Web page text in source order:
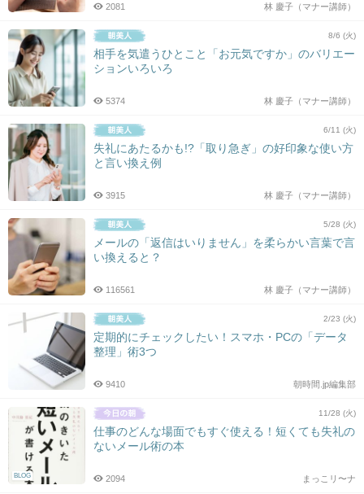
林 慶子（マナー講師）
2081
8/6 (火)
相手を気遣うひとこと「お元気ですか」のバリエー
ションいろいろ
林 慶子（マナー講師）
5374
6/11 (火)
失礼にあたるかも!?「取り急ぎ」の好印象な使い方
と言い換え例
林 慶子（マナー講師）
3915
5/28 (火)
メールの「返信はいりません」を柔らかい言葉で言
い換えると？
林 慶子（マナー講師）
116561
2/23 (火)
定期的にチェックしたい！スマホ・PCの「データ
整理」術3つ
朝時間.jp編集部
9410
BLOG
11/28 (火)
仕事のどんな場面でもすぐ使える！短くても失礼の
ないメール術の本
まっこリ〜ナ
2094